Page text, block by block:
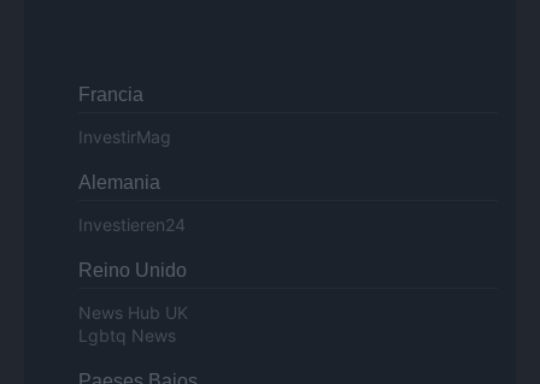
Francia
InvestirMag
Alemania
Investieren24
Reino Unido
News Hub UK
Lgbtq News